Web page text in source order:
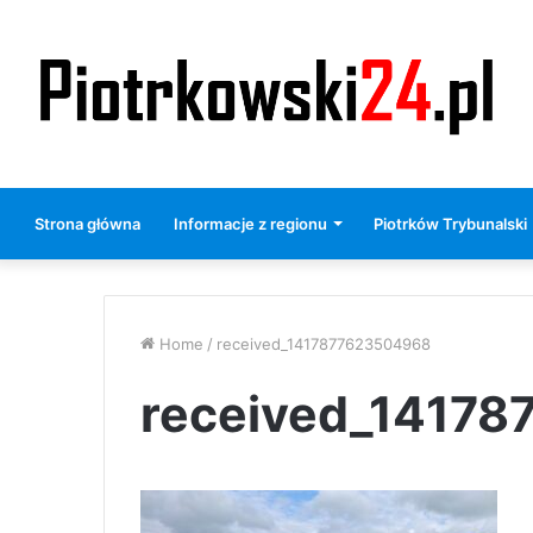
Strona główna Informacje z regionu Piotrków Trybunalski
Home / received_1417877623504968